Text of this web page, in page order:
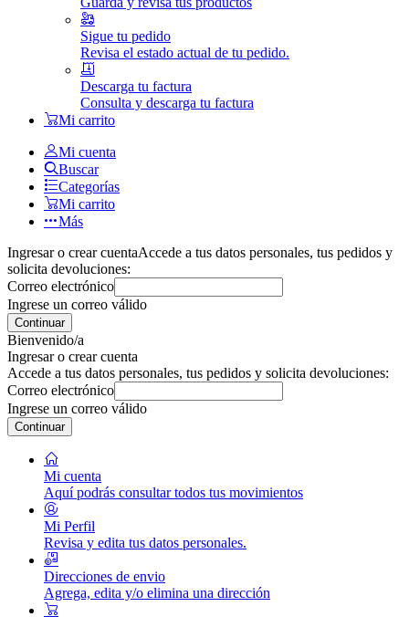
Sigue tu pedido
Revisa el estado actual de tu pedido.
Descarga tu factura
Consulta y descarga tu factura
Mi carrito
Mi cuenta
Buscar
Categorías
Mi carrito
Más
Ingresar o crear cuentaAccede a tus datos personales, tus pedidos y
solicita devoluciones:
Correo electrónico
Ingrese un correo válido
Continuar
Bienvenido/a
Ingresar o crear cuenta
Accede a tus datos personales, tus pedidos y solicita devoluciones:
Correo electrónico
Ingrese un correo válido
Continuar
Mi cuenta
Aquí podrás consultar todos tus movimientos
Mi Perfil
Revisa y edita tus datos personales.
Direcciones de envio
Agrega, edita y/o elimina una dirección